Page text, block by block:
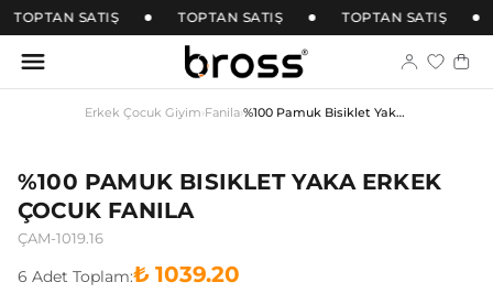
TOPTAN SATIŞ TOPTAN SATIŞ TOPTAN SATIŞ
Erkek Çocuk Giyim›Fanila› %100 Pamuk Bisiklet Yaka Erkek Çocuk Fanila
%100 PAMUK BISIKLET YAKA ERKEK
ÇOCUK FANILA
ÇAM-1019.16
6 Adet Toplam:₺ 1039.20